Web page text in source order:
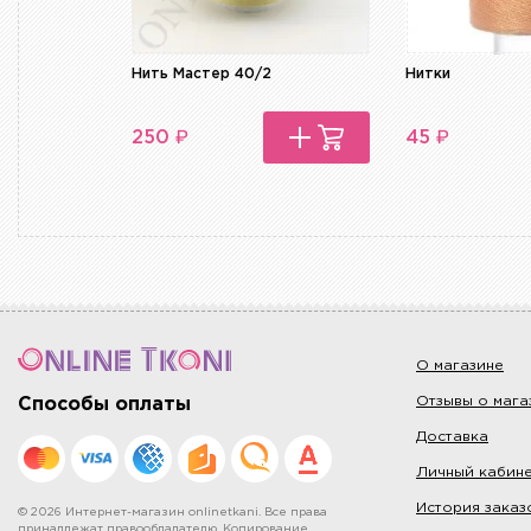
Нить Мастер 40/2
250 ₽
Нитки
45 ₽
Способы оплаты
© 2026 Интернет-магазин onlinetkani. Все права
О магазине
Отзывы о
Доставка
Личный
История